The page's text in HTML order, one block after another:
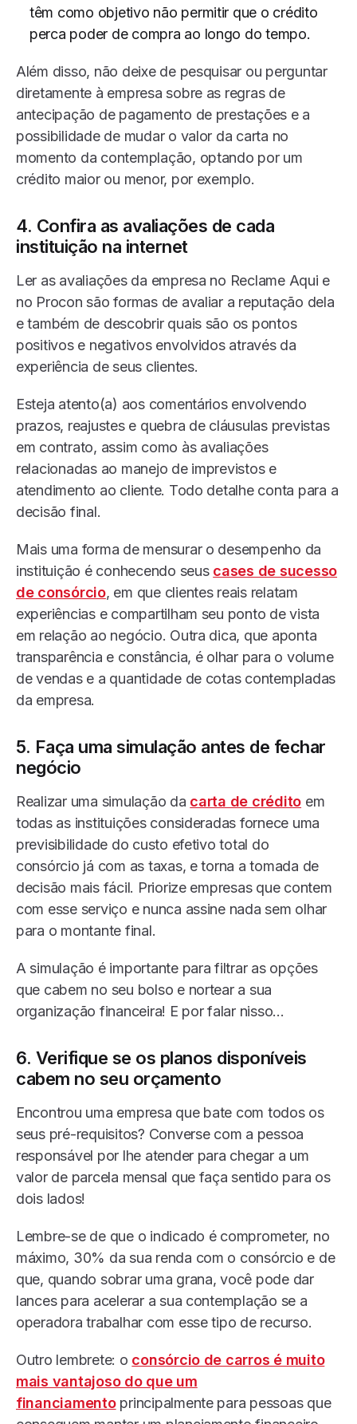
têm como objetivo não permitir que o crédito
perca poder de compra ao longo do tempo.
Além disso, não deixe de pesquisar ou perguntar
diretamente à empresa sobre as regras de
antecipação de pagamento de prestações e a
possibilidade de mudar o valor da carta no
momento da contemplação, optando por um
crédito maior ou menor, por exemplo.
4. Confira as avaliações de cada
instituição na internet
Ler as avaliações da empresa no Reclame Aqui e
no Procon são formas de avaliar a reputação dela
e também de descobrir quais são os pontos
positivos e negativos envolvidos através da
experiência de seus clientes.
Esteja atento(a) aos comentários envolvendo
prazos, reajustes e quebra de cláusulas previstas
em contrato, assim como às avaliações
relacionadas ao manejo de imprevistos e
atendimento ao cliente. Todo detalhe conta para a
decisão final.
Mais uma forma de mensurar o desempenho da
instituição é conhecendo seus cases de sucesso
de consórcio, em que clientes reais relatam
experiências e compartilham seu ponto de vista
em relação ao negócio. Outra dica, que aponta
transparência e constância, é olhar para o volume
de vendas e a quantidade de cotas contempladas
da empresa.
5. Faça uma simulação antes de fechar
negócio
Realizar uma simulação da carta de crédito em
todas as instituições consideradas fornece uma
previsibilidade do custo efetivo total do
consórcio já com as taxas, e torna a tomada de
decisão mais fácil. Priorize empresas que contem
com esse serviço e nunca assine nada sem olhar
para o montante final.
A simulação é importante para filtrar as opções
que cabem no seu bolso e nortear a sua
organização financeira! E por falar nisso…
6. Verifique se os planos disponíveis
cabem no seu orçamento
Encontrou uma empresa que bate com todos os
seus pré-requisitos? Converse com a pessoa
responsável por lhe atender para chegar a um
valor de parcela mensal que faça sentido para os
dois lados!
Lembre-se de que o indicado é comprometer, no
máximo, 30% da sua renda com o consórcio e de
que, quando sobrar uma grana, você pode dar
lances para acelerar a sua contemplação se a
operadora trabalhar com esse tipo de recurso.
Outro lembrete: o consórcio de carros é muito
mais vantajoso do que um
financiamentoprincipalmente para pessoas que